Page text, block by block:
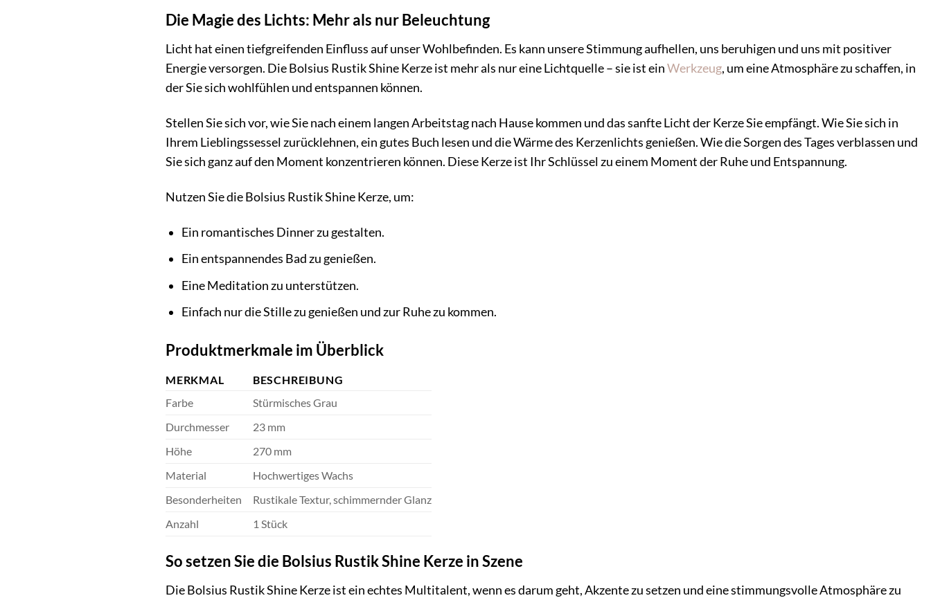
Die Magie des Lichts: Mehr als nur Beleuchtung
Licht hat einen tiefgreifenden Einfluss auf unser Wohlbefinden. Es kann unsere Stimmung aufhellen, uns beruhigen und uns mit positiver
Energie versorgen. Die Bolsius Rustik Shine Kerze ist mehr als nur eine Lichtquelle – sie ist einWerkzeug, um eine Atmosphäre zu schaffen, in
der Sie sich wohlfühlen und entspannen können.
Stellen Sie sich vor, wie Sie nach einem langen Arbeitstag nach Hause kommen und das sanfte Licht der Kerze Sie empfängt. Wie Sie sich in
Ihrem Lieblingssessel zurücklehnen, ein gutes Buch lesen und die Wärme des Kerzenlichts genießen. Wie die Sorgen des Tages verblassen und
Sie sich ganz auf den Moment konzentrieren können. Diese Kerze ist Ihr Schlüssel zu einem Moment der Ruhe und Entspannung.
Nutzen Sie die Bolsius Rustik Shine Kerze, um:
Ein romantisches Dinner zu gestalten.
Ein entspannendes Bad zu genießen.
Eine Meditation zu unterstützen.
Einfach nur die Stille zu genießen und zur Ruhe zu kommen.
Produktmerkmale im Überblick
MERKMAL
BESCHREIBUNG
Farbe
Stürmisches Grau
Durchmesser
23 mm
Höhe
270 mm
Material
Hochwertiges Wachs
Besonderheiten
Rustikale Textur, schimmernder Glanz
Anzahl
1 Stück
So setzen Sie die Bolsius Rustik Shine Kerze in Szene
Die Bolsius Rustik Shine Kerze ist ein echtes Multitalent, wenn es darum geht, Akzente zu setzen und eine stimmungsvolle Atmosphäre zu